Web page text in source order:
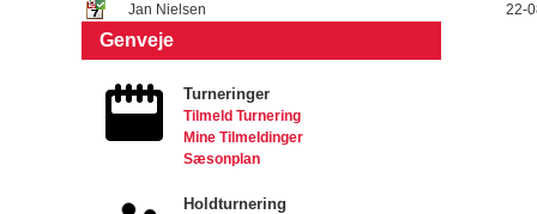
Jan Nielsen
22-
Genveje
Turneringer
Tilmeld Turnering
Mine Tilmeldinger
Sæsonplan
Holdturnering